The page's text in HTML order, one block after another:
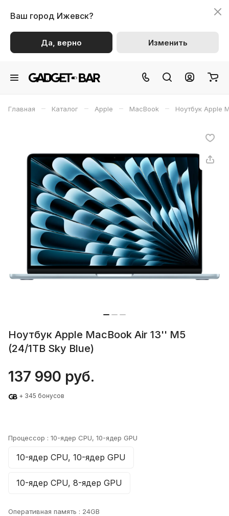
Ваш город Ижевск?
Да, верно Изменить
Главная – Каталог – Apple – MacBook – Ноутбук Apple
Ноутбук Apple MacBook Air 13'' M5
(24/1TB Sky Blue)
137 990 руб.
+ 345 бонусов
Процессор : 10-ядер CPU, 10-ядер GPU
10-ядер CPU, 10-ядер GPU
10-ядер CPU, 8-ядер GPU
Оперативная память : 24GB